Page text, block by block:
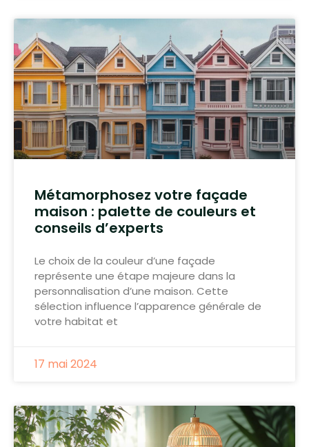
Métamorphosez votre façade
maison : palette de couleurs et
conseils d’experts
Le choix de la couleur d’une façade
représente une étape majeure dans la
personnalisation d’une maison. Cette
sélection influence l’apparence générale de
votre habitat et
17 mai 2024